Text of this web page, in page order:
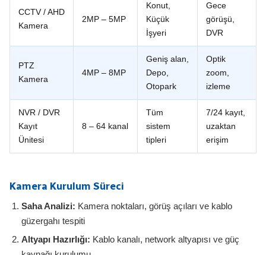
CCTV / AHD
Kamera
2MP – 5MP
Konut,
Küçük
İşyeri
Gece
görüşü,
DVR
PTZ
Kamera
4MP – 8MP
Geniş alan,
Depo,
Otopark
Optik
zoom,
izleme
NVR / DVR
Kayıt
Ünitesi
8 – 64 kanal
Tüm
sistem
tipleri
7/24 kayıt,
uzaktan
erişim
Kamera Kurulum Süreci
Saha Analizi: Kamera noktaları, görüş açıları ve kablo
güzergahı tespiti
Altyapı Hazırlığı: Kablo kanalı, network altyapısı ve güç